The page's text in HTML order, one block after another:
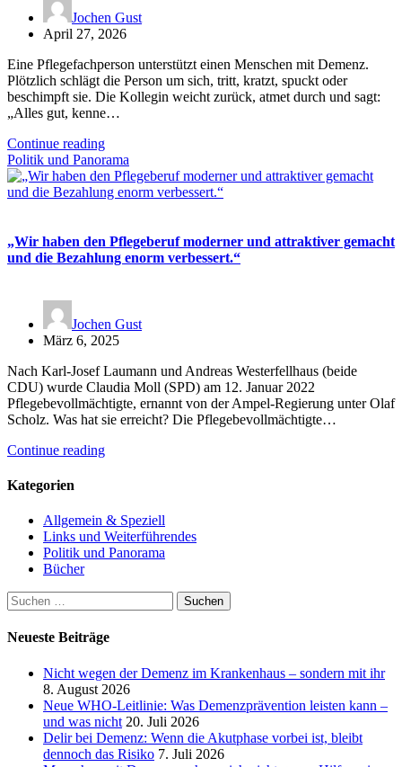
Jochen Gust
April 27, 2026
Eine Pflegefachperson unterstützt einen Menschen mit Demenz.
Plötzlich schlägt die Person um sich, tritt, kratzt, spuckt oder
beschimpft sie. Die Kollegin weicht zurück, atmet durch und sagt:
„Alles gut, kenne…
Continue reading
Politik und Panorama
„Wir haben den Pflegeberuf moderner und attraktiver gemacht
und die Bezahlung enorm verbessert.“
Jochen Gust
März 6, 2025
Nach Karl-Josef Laumann und Andreas Westerfellhaus (beide
CDU) wurde Claudia Moll (SPD) am 12. Januar 2022
Pflegebevollmächtigte, ernannt von der Ampel-Regierung unter Olaf
Scholz. Was hat sie erreicht? Die Pflegebevollmächtigte…
Continue reading
Kategorien
Allgemein & Speziell
Links und Weiterführendes
Politik und Panorama
Bücher
Suchen
nach:
Neueste Beiträge
Nicht wegen der Demenz im Krankenhaus – sondern mit ihr
8. August 2026
Neue WHO-Leitlinie: Was Demenzprävention leisten kann –
und was nicht 20. Juli 2026
Delir bei Demenz: Wenn die Akutphase vorbei ist, bleibt
dennoch das Risiko 7. Juli 2026